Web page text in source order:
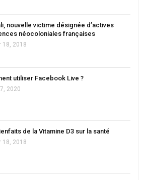
nouvelle victime désignée d’actives
néocoloniales françaises
18, 2018
utiliser Facebook Live ?
2020
de la Vitamine D3 sur la santé
18, 2018